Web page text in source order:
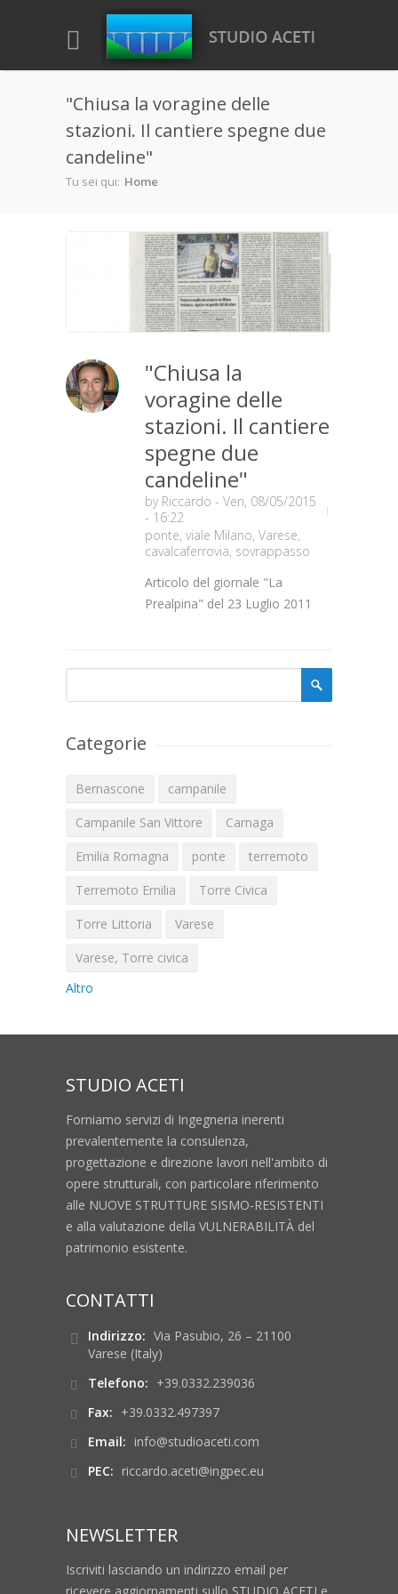
Salta al contenuto principale
"Chiusa la voragine delle
stazioni. Il cantiere spegne due
candeline"
Tu sei qui: Home
"Chiusa la
voragine delle
stazioni. Il cantiere
spegne due
candeline"
by Riccardo - Ven, 08/05/2015
- 16:22
ponte, viale Milano, Varese,
cavalcaferrovia, sovrappasso
Articolo del giornale "La
Prealpina" del 23 Luglio 2011
Cerca
Categorie
Bernascone
campanile
Campanile San Vittore
Carnaga
Emilia Romagna
ponte
terremoto
Terremoto Emilia
Torre Civica
Torre Littoria
Varese
Varese, Torre civica
Altro
STUDIO ACETI
Forniamo servizi di Ingegneria inerenti
prevalentemente la consulenza,
progettazione e direzione lavori nell'ambito di
opere strutturali, con particolare riferimento
alle NUOVE STRUTTURE SISMO-RESISTENTI
e alla valutazione della VULNERABILITÀ del
patrimonio esistente.
CONTATTI
Indirizzo: Via Pasubio, 26 – 21100
Varese (Italy)
Telefono: +39.0332.239036
Fax: +39.0332.497397
Email: info@studioaceti.com
PEC: riccardo.aceti@ingpec.eu
NEWSLETTER
Iscriviti lasciando un indirizzo email per
ricevere aggiornamenti sullo STUDIO ACETI e